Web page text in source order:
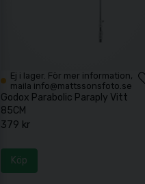
Ej i lager. För mer information,
maila info@mattssonsfoto.se
Godox Parabolic Paraply Vitt
85CM
379 kr
Köp